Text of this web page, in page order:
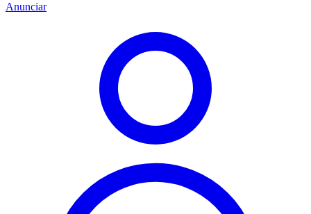
Anunciar